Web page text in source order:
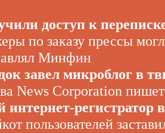
доступ к
по заказу прессы
Минфин
завел микроблог в
News Corporation
регистратор
пользователей